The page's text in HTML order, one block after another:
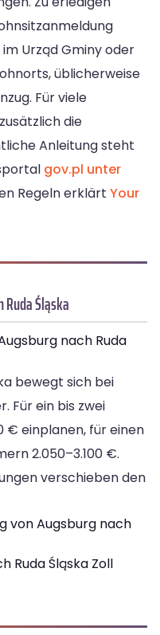
Urząd Gminy oder
üblicherweise
Für viele
die
Anleitung steht
gov.pl unter
Regeln erklärt Your
Ruda Śląska
nach Ruda
bewegt sich bei
Für ein bis zwei
€ einplanen, für einen
2.050–3.100 €.
verschieben den
von Augsburg nach
Ruda Śląska Zoll